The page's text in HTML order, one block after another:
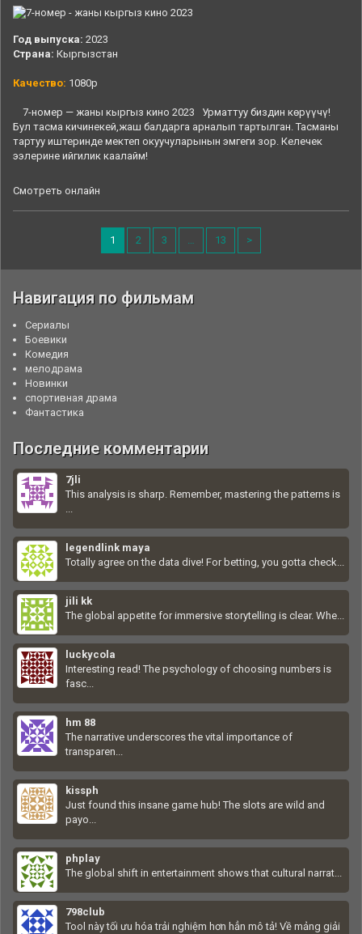
Год выпуска: 2023
Страна: Кыргызстан
Качество: 1080p
7-номер — жаны кыргыз кино 2023 Урматтуу биздин көрүүчү!
Бул тасма кичинекей,жаш балдарга арналып тартылган. Тасманы
тартуу иштеринде мектеп окуучуларынын эмгеги зор. Келечек
ээлерине ийгилик каалайм!
Смотреть онлайн
1 2 3 … 13 >
Навигация по фильмам
Cериалы
Боевики
Комедия
мелодрама
Новинки
спортивная драма
Фантастика
Последние комментарии
7jli
This analysis is sharp. Remember, mastering the patterns is
...
legendlink maya
Totally agree on the data dive! For betting, you gotta check...
jili kk
The global appetite for immersive storytelling is clear. Whe...
luckycola
Interesting read! The psychology of choosing numbers is
fasc...
hm 88
The narrative underscores the vital importance of
transparen...
kissph
Just found this insane game hub! The slots are wild and
payo...
phplay
The global shift in entertainment shows that cultural narrat...
798club
Tool này tối ưu hóa trải nghiệm hơn hẳn mô tả! Về mảng giải